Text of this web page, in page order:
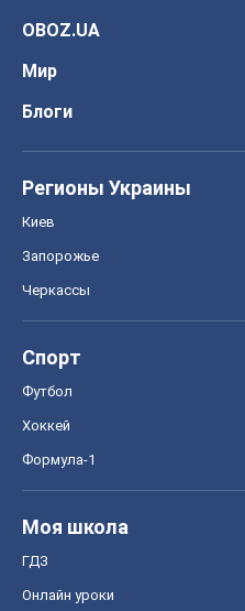
OBOZ.UA
Мир
Блоги
Регионы Украины
Киев
Запорожье
Черкассы
Спорт
Футбол
Хоккей
Формула-1
Моя школа
ГДЗ
Онлайн уроки